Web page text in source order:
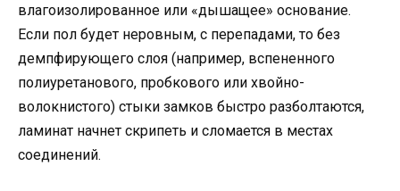
влагоизолированное или «дышащее» основание.
Если пол будет неровным, с перепадами, то без
демпфирующего слоя (например, вспененного
полиуретанового, пробкового или хвойно-
волокнистого) стыки замков быстро разболтаются,
ламинат начнет скрипеть и сломается в местах
соединений.